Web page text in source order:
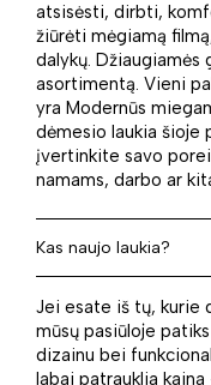
atsisėsti, dirbti,
žiūrėti mėgiamą
dalykų. Džiaugiamės
asortimentą. Vieni
yra Modernūs
dėmesio laukia šioje
įvertinkite savo
namams, darbo ar
Kas naujo laukia?
Jei esate iš tų, kurie
mūsų pasiūloje patiks
dizainu bei
labai patrauklia kaina